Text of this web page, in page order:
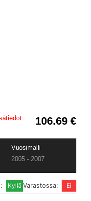
106.69 €
Vuosimalli
2005 - 2007
Varastossa:
: